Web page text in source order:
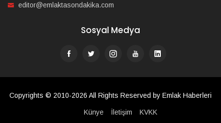
editor@emlaktasondakika.com
Sosyal Medya
Copyrights © 2010-2026 All Rights Reserved by Emlak Haberleri
Künye İletişim KVKK